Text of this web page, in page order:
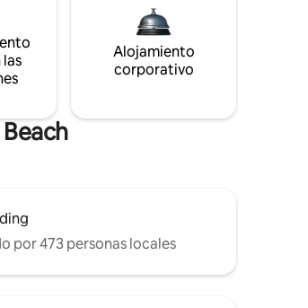
Alojamiento
corporativo
por 473 personas locales